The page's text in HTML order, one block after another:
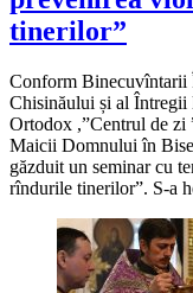
tinerilor”
Conform
Chisinăului și al Întregii
Ortodox ,”Centrul de zi
Maicii Domnului în
găzduit un seminar cu
rîndurile tinerilor”. S-a